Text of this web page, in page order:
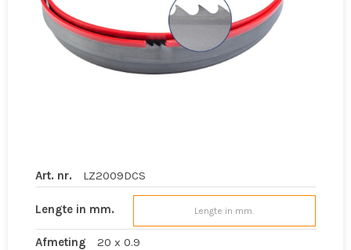
Art. nr. LZ2009DCS
Lengte in mm.
Afmeting 20 x 0.9